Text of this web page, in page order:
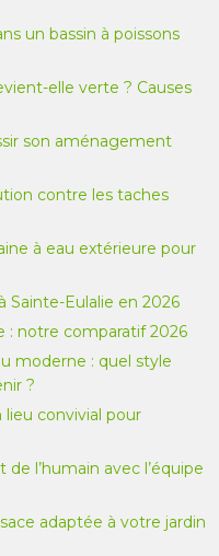
un bassin à poissons
elle verte ? Causes
son aménagement
contre les taches
à eau extérieure pour
Sainte-Eulalie en 2026
: notre comparatif 2026
moderne : quel style
?
convivial pour
l’humain avec l’équipe
adaptée à votre jardin